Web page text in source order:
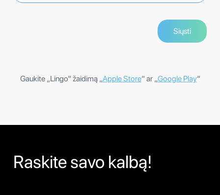
Gaukite „Lingo“ žaidimą „Apple Store“ ar „Google Play“
Raskite savo kalbą!